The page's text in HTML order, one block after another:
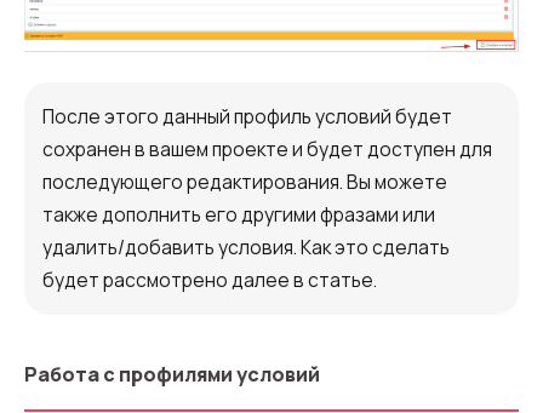
После этого данный профиль условий будет
сохранен в вашем проекте и будет доступен для
последующего редактирования. Вы можете
также дополнить его другими фразами или
удалить/добавить условия. Как это сделать
будет рассмотрено далее в статье.
Работа с профилями условий